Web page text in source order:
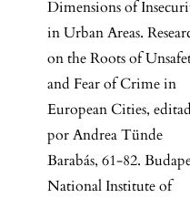
Dimensions of
in Urban Areas.
on the Roots of
and Fear of Crime in
European Cities,
por Andrea Tünde
Barabás, 61-82.
National Institute of